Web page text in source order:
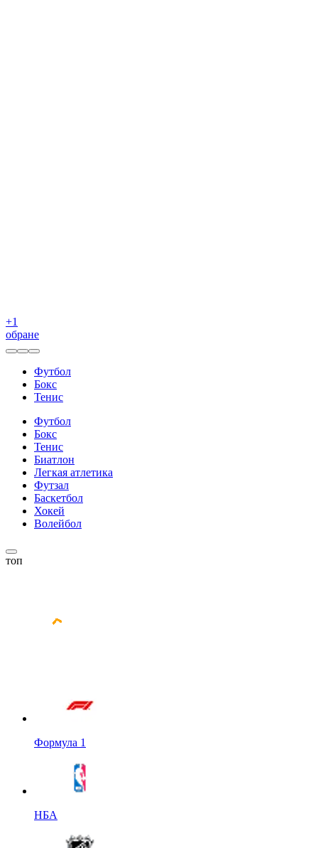
+1
обране
Футбол
Бокс
Тенис
Футбол
Бокс
Тенис
Биатлон
Легкая атлетика
Футзал
Баскетбол
Хокей
Волейбол
топ
Формула 1
НБА